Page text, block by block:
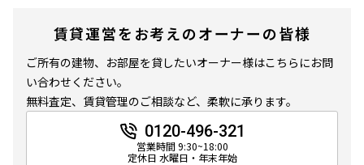
賃貸運営をお考えのオーナーの皆様
ご所有の建物、お部屋を貸したいオーナー様はこちらにお問
い合わせください。
無料査定、賃貸管理のご相談など、柔軟に承ります。
0120-496-321
営業時間 9:30~18:00
定休日 水曜日・年末年始